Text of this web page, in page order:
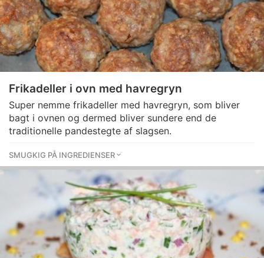
Frikadeller i ovn med havregryn
Super nemme frikadeller med havregryn, som bliver
bagt i ovnen og dermed bliver sundere end de
traditionelle pandestegte af slagsen.
SMUGKIG PÅ INGREDIENSER